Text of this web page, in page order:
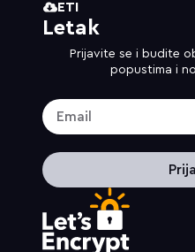
ETI
Letak
Prijavite se i budite
popustima i